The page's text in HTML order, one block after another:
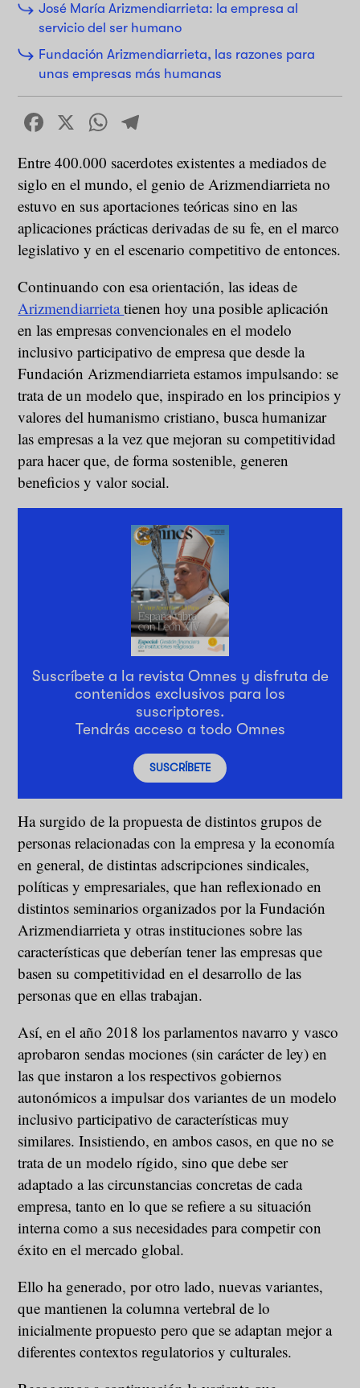
José María Arizmendiarrieta: la empresa al
servicio del ser humano
Fundación Arizmendiarrieta, las razones para
unas empresas más humanas
Facebook
X WhatsApp
Entre 400.000 sacerdotes existentes a mediados de
siglo en el mundo, el genio de Arizmendiarrieta no
estuvo en sus aportaciones teóricas sino en las
aplicaciones prácticas derivadas de su fe, en el marco
legislativo y en el escenario competitivo de entonces.
Continuando con esa orientación, las ideas de
Arizmendiarrietatienen hoy una posible aplicación
en las empresas convencionales en el modelo
inclusivo participativo de empresa que desde la
Fundación Arizmendiarrieta estamos impulsando: se
trata de un modelo que, inspirado en los principios y
valores del humanismo cristiano, busca humanizar
las empresas a la vez que mejoran su competitividad
para hacer que, de forma sostenible, generen
beneficios y valor social.
Suscríbete a la revista Omnes y disfruta de
contenidos exclusivos para los
suscriptores.
Tendrás acceso a todo Omnes
SUSCRÍBETE
Ha surgido de la propuesta de distintos grupos de
personas relacionadas con la empresa y la economía
en general, de distintas adscripciones sindicales,
políticas y empresariales, que han reflexionado en
distintos seminarios organizados por la Fundación
Arizmendiarrieta y otras instituciones sobre las
características que deberían tener las empresas que
basen su competitividad en el desarrollo de las
personas que en ellas trabajan.
Así, en el año 2018 los parlamentos navarro y vasco
aprobaron sendas mociones (sin carácter de ley) en
las que instaron a los respectivos gobiernos
autonómicos a impulsar dos variantes de un modelo
inclusivo participativo de características muy
similares. Insistiendo, en ambos casos, en que no se
trata de un modelo rígido, sino que debe ser
adaptado a las circunstancias concretas de cada
empresa, tanto en lo que se refiere a su situación
interna como a sus necesidades para competir con
éxito en el mercado global.
Ello ha generado, por otro lado, nuevas variantes,
que mantienen la columna vertebral de lo
inicialmente propuesto pero que se adaptan mejor a
diferentes contextos regulatorios y culturales.